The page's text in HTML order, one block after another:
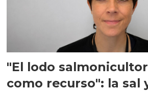
"El lodo
como recurso": la sal